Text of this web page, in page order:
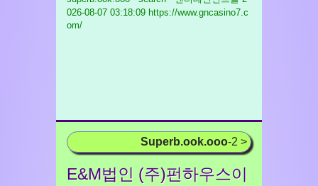
026-08-07 03:18:09 https://www.gncasino7.c
om/
Superb.ook.ooo-2 >
E&M법인 (주)펀하우스이